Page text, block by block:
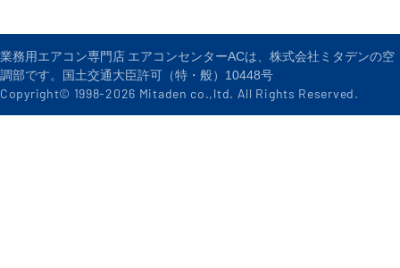
業務用エアコン専門店 エアコンセンターACは、株式会社ミタデンの空
調部です。国土交通大臣許可（特・般）10448号
Copyright© 1998-2026 Mitaden co.,ltd. All Rights Reserved.